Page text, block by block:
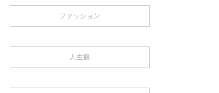
ファッション
人生観